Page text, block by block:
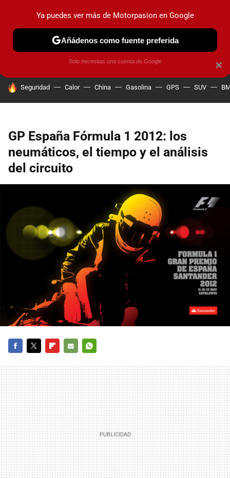
PRUEBAS COCHES ELÉCTRICOS OBSERVATORIO
HOY SE HABLA DE
Seguridad Calor China Gasolina GPS SUV
GP España Fórmula 1 2012: los
neumáticos, el tiempo y el análisis
del circuito
MAIL
×
Ya puedes ver más de Motorpasion en Google
Añádenos como fuente preferida
Solo necesitas una cuenta de Google